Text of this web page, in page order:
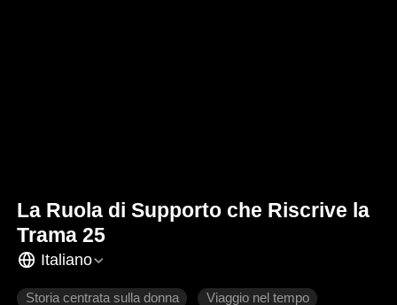
La Ruola di Supporto che Riscrive la
Trama 25
Italiano
Storia centrata sulla donna Viaggio nel tempo